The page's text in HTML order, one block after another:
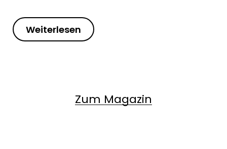
Weiterlesen
Zum Magazin